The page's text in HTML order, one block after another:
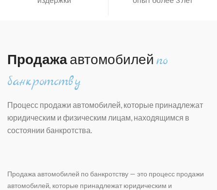
Продажаавтомобилей по
банкротству
Процесс продажи автомобилей, которые принадлежат
юридическим и физическим лицам, находящимся в
состоянии банкротства.
Продажа автомобилей по банкротству — это процесс продажи
автомобилей, которые принадлежат юридическим и